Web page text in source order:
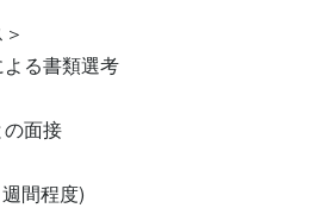
る書類選考
面接
間程度)